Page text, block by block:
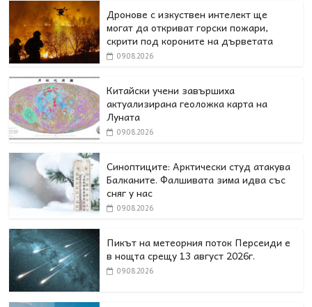
Дронове с изкуствен интелект ще
могат да откриват горски пожари,
скрити под короните на дърветата
09.08.2026
Китайски учени завършиха
актуализирана геоложка карта на
Луната
09.08.2026
Синоптиците: Арктически студ атакува
Балканите. Фалшивата зима идва със
сняг у нас
09.08.2026
Пикът на метеорния поток Персеиди е
в нощта срещу 13 август 2026г.
09.08.2026